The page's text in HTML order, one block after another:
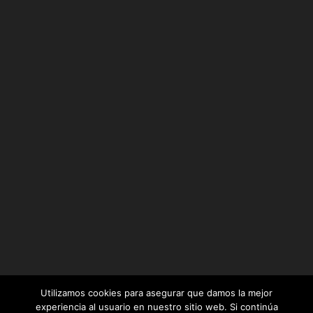
Utilizamos cookies para asegurar que damos la mejor
experiencia al usuario en nuestro sitio web. Si continúa